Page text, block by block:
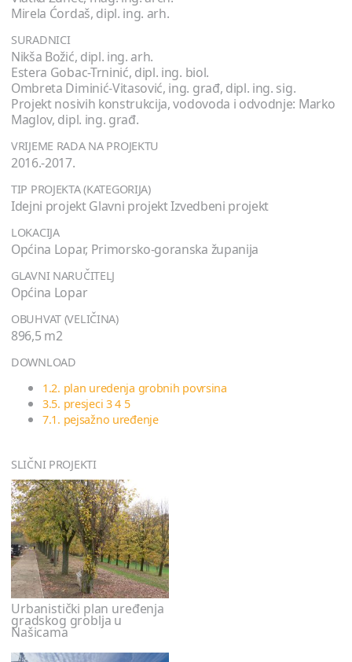
Mirela Ćordaš, dipl. ing. arh.
SURADNICI
Nikša Božić, dipl. ing. arh.
Estera Gobac-Trninić, dipl. ing. biol.
Ombreta Diminić-Vitasović, ing. građ, dipl. ing. sig.
Projekt nosivih konstrukcija, vodovoda i odvodnje: Marko
Maglov, dipl. ing. građ.
VRIJEME RADA NA PROJEKTU
2016.-2017.
TIP PROJEKTA (KATEGORIJA)
Idejni projekt Glavni projekt Izvedbeni projekt
LOKACIJA
Općina Lopar, Primorsko-goranska županija
GLAVNI NARUČITELJ
Općina Lopar
OBUHVAT (VELIČINA)
896,5 m2
DOWNLOAD
1.2. plan uredenja grobnih povrsina
3.5. presjeci 3 4 5
7.1. pejsažno uređenje
SLIČNI PROJEKTI
Urbanistički plan uređenja
gradskog groblja u
Našicama